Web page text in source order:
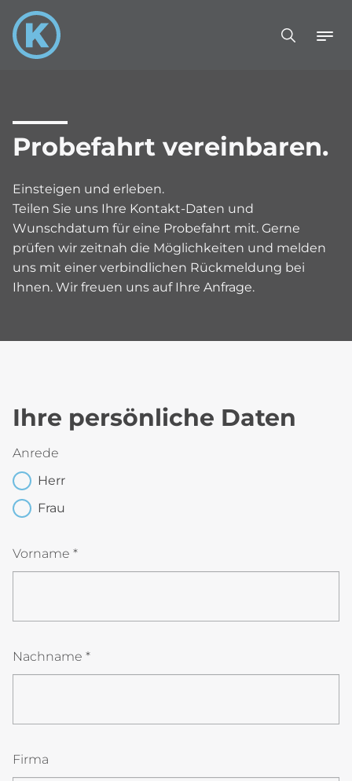
Probefahrt vereinbaren.
Einsteigen und erleben.
Teilen Sie uns Ihre Kontakt-Daten und
Wunschdatum für eine Probefahrt mit. Gerne
prüfen wir zeitnah die Möglichkeiten und melden
uns mit einer verbindlichen Rückmeldung bei
Ihnen. Wir freuen uns auf Ihre Anfrage.
Ihre persönliche Daten
Anrede
Herr
Frau
Vorname *
Nachname *
Firma